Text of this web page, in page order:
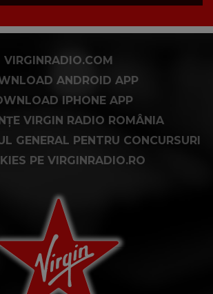
VIRGINRADIO.COM
ANDROID APP
IPHONE APP
VIRGIN RADIO ROMÂNIA
GENERAL PENTRU CONCURSURI
PE VIRGINRADIO.RO